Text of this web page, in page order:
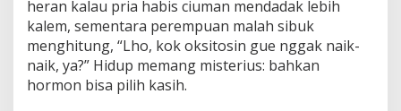
heran kalau pria habis ciuman mendadak lebih
kalem, sementara perempuan malah sibuk
menghitung, “Lho, kok oksitosin gue nggak naik-
naik, ya?” Hidup memang misterius: bahkan
hormon bisa pilih kasih.